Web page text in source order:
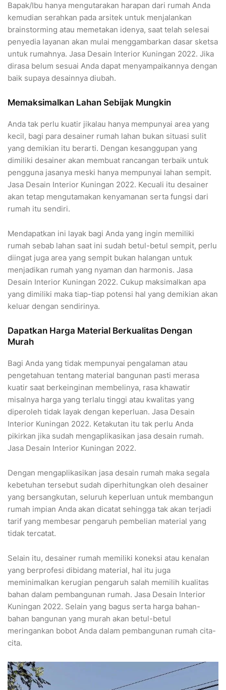
Bapak/Ibu hanya mengutarakan harapan dari rumah Anda
kemudian serahkan pada arsitek untuk menjalankan
brainstorming atau memetakan idenya, saat telah selesai
penyedia layanan akan mulai menggambarkan dasar sketsa
untuk rumahnya. Jasa Desain Interior Kuningan 2022. Jika
dirasa belum sesuai Anda dapat menyampaikannya dengan
baik supaya desainnya diubah.
Memaksimalkan Lahan Sebijak Mungkin
Anda tak perlu kuatir jikalau hanya mempunyai area yang
kecil, bagi para desainer rumah lahan bukan situasi sulit
yang demikian itu berarti. Dengan kesanggupan yang
dimiliki desainer akan membuat rancangan terbaik untuk
pengguna jasanya meski hanya mempunyai lahan sempit.
Jasa Desain Interior Kuningan 2022. Kecuali itu desainer
akan tetap mengutamakan kenyamanan serta fungsi dari
rumah itu sendiri.
Mendapatkan ini layak bagi Anda yang ingin memiliki
rumah sebab lahan saat ini sudah betul-betul sempit, perlu
diingat juga area yang sempit bukan halangan untuk
menjadikan rumah yang nyaman dan harmonis. Jasa
Desain Interior Kuningan 2022. Cukup maksimalkan apa
yang dimiliki maka tiap-tiap potensi hal yang demikian akan
keluar dengan sendirinya.
Dapatkan Harga Material Berkualitas Dengan
Murah
Bagi Anda yang tidak mempunyai pengalaman atau
pengetahuan tentang material bangunan pasti merasa
kuatir saat berkeinginan membelinya, rasa khawatir
misalnya harga yang terlalu tinggi atau kwalitas yang
diperoleh tidak layak dengan keperluan. Jasa Desain
Interior Kuningan 2022. Ketakutan itu tak perlu Anda
pikirkan jika sudah mengaplikasikan jasa desain rumah.
Jasa Desain Interior Kuningan 2022.
Dengan mengaplikasikan jasa desain rumah maka segala
kebetuhan tersebut sudah diperhitungkan oleh desainer
yang bersangkutan, seluruh keperluan untuk membangun
rumah impian Anda akan dicatat sehingga tak akan terjadi
tarif yang membesar pengaruh pembelian material yang
tidak tercatat.
Selain itu, desainer rumah memiliki koneksi atau kenalan
yang berprofesi dibidang material, hal itu juga
meminimalkan kerugian pengaruh salah memilih kualitas
bahan dalam pembangunan rumah. Jasa Desain Interior
Kuningan 2022. Selain yang bagus serta harga bahan-
bahan bangunan yang murah akan betul-betul
meringankan bobot Anda dalam pembangunan rumah cita-
cita.